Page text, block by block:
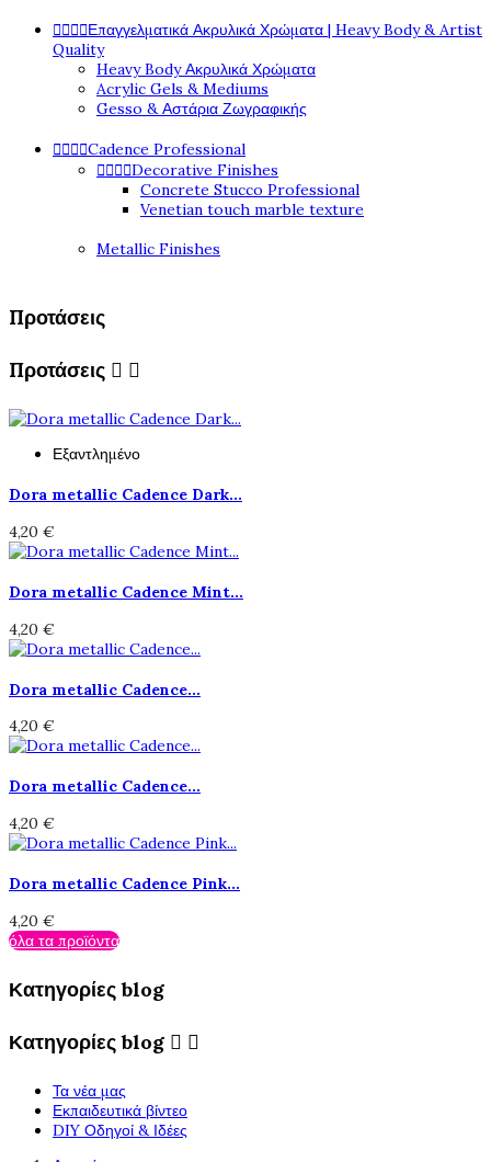
Επαγγελματικά Ακρυλικά Χρώματα | Heavy Body & Artist
Quality
Heavy Body Ακρυλικά Χρώματα
Acrylic Gels & Mediums
Gesso & Αστάρια Ζωγραφικής
Cadence Professional
Decorative Finishes
Concrete Stucco Professional
Venetian touch marble texture
Metallic Finishes
Προτάσεις
Προτάσεις  
Εξαντλημένο
Dora metallic Cadence Dark...
4,20 €
Dora metallic Cadence Mint...
4,20 €
Dora metallic Cadence...
4,20 €
Dora metallic Cadence...
4,20 €
Dora metallic Cadence Pink...
4,20 €
όλα τα προϊόντα
Κατηγορίες blog
Κατηγορίες blog  
Τα νέα μας
Εκπαιδευτικά βίντεο
DIY Οδηγοί & Ιδέες